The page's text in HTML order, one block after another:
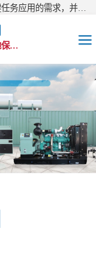
更强地电力输出、更快地启动供电、更安全地保护功能